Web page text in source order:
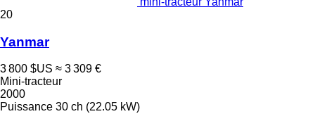
20
Yanmar
3 800 $US ≈ 3 309 €
Mini-tracteur
2000
Puissance 30 ch (22.05 kW)